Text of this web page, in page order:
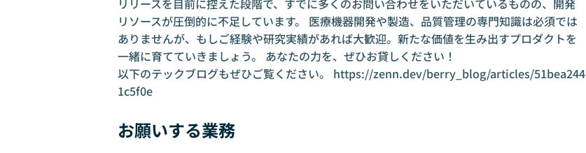
リソースが圧倒的に不足しています。 医療機器開発や製造、品質管理の専門知識は必須では
ありませんが、もしご経験や研究実績があれば大歓迎。新たな価値を生み出すプロダクトを
一緒に育てていきましょう。 あなたの力を、ぜひお貸しください！
以下のテックブログもぜひご覧ください。 https://zenn.dev/berry_blog/articles/51bea244
1c5f0e
お願いする業務